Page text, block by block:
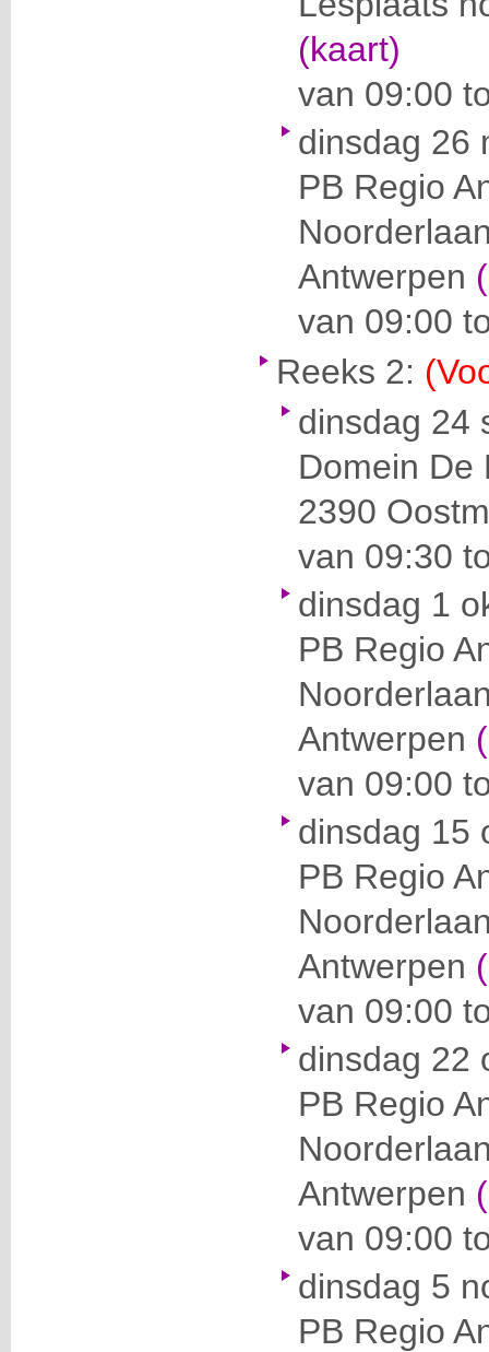
(kaart)
van 09:00
dinsdag 26
PB Regio
Antwerpen
van 09:00
Reeks 2:
dinsdag 24
Domein De
2390
van 09:30
dinsdag 1
PB Regio
Antwerpen
van 09:00
dinsdag 15
PB Regio
Antwerpen
van 09:00
dinsdag 22
PB Regio
Antwerpen
van 09:00
dinsdag 5
PB Regio